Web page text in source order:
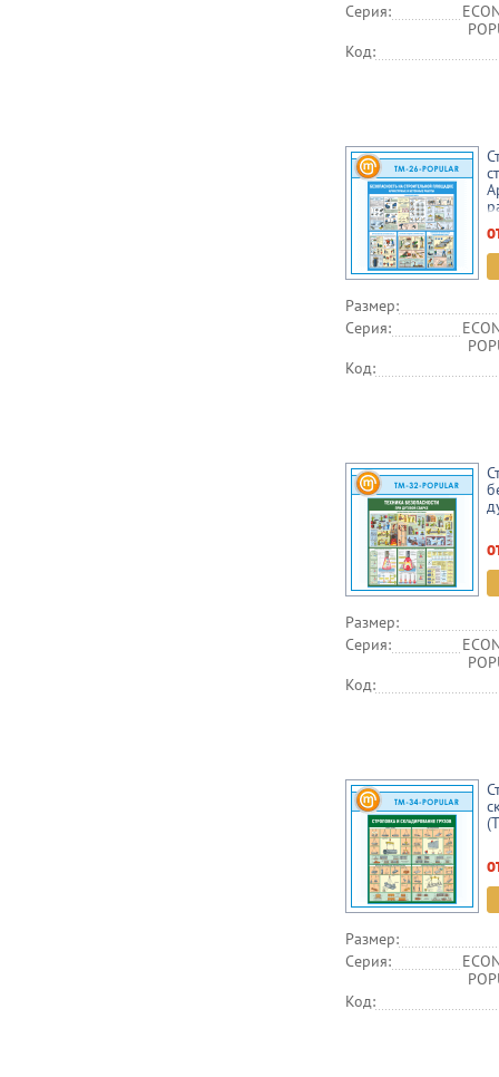
Серия:
Код:
Размер:
Серия:
Код:
Размер:
Серия:
Код:
Размер:
Серия:
Код: